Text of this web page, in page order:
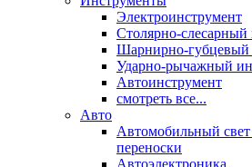
Электроинструмент
Столярно-слесарный
Шарнирно-губцевый
Ударно-рычажный
Автоинструмент
смотреть все...
Авто
Автомобильный
переноски
Автоэлектроника